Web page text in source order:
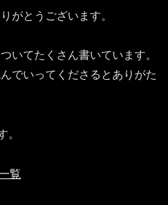
がとうございます。
いてたくさん書いています。
でいってくださるとありがた
。
覧